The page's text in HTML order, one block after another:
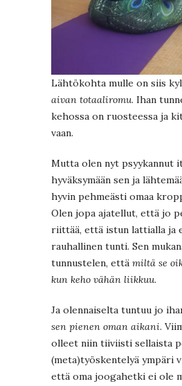
Lähtökohta mulle on siis
aivan totaaliromu. Ihan
kehossa on ruosteessa ja
vaan.
Mutta olen nyt psyykannut
hyväksymään sen ja
hyvin pehmeästi omaa
Olen jopa ajatellut, että jo
riittää, että istun lattialla ja
rauhallinen tunti. Sen
tunnustelen, että miltä se
kun keho vähän liikkuu.
Ja olennaiselta tuntuu jo
sen pienen oman aikani.
olleet niin tiiviisti sellaista
(meta)työskentelyä ympäri
että oma joogahetki ei ole